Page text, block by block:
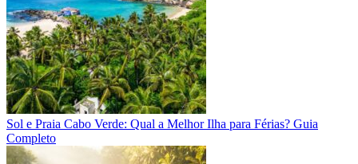
Sol e Praia Cabo Verde: Qual a Melhor Ilha para Férias? Guia
Completo